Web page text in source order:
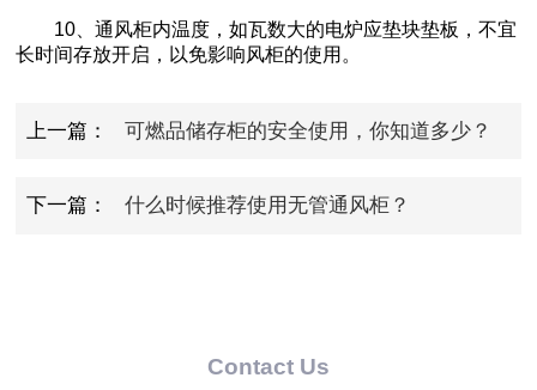
10、通风柜内温度，如瓦数大的电炉应垫块垫板，不宜
长时间存放开启，以免影响风柜的使用。
上一篇： 可燃品储存柜的安全使用，你知道多少？
下一篇： 什么时候推荐使用无管通风柜？
Contact Us